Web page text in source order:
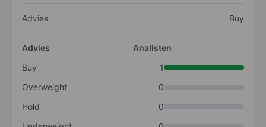
Advies Buy
Advies
Analisten
Buy
1
Overweight
0
Hold
0